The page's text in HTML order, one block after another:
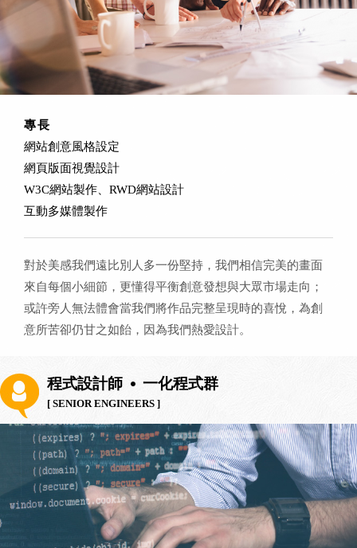
專長
網站創意風格設定
網頁版面視覺設計
W3C網站製作、RWD網站設計
互動多媒體製作
對於美感我們遠比別人多一份堅持，我們相信完美的畫面
來自每個小細節，更懂得平衡創意發想與大眾市場走向；
或許旁人無法體會當我們將作品完整呈現時的喜悅，為創
意所苦卻仍甘之如飴，因為我們熱愛設計。
程式設計師 一化程式群
[ SENIOR ENGINEERS ]